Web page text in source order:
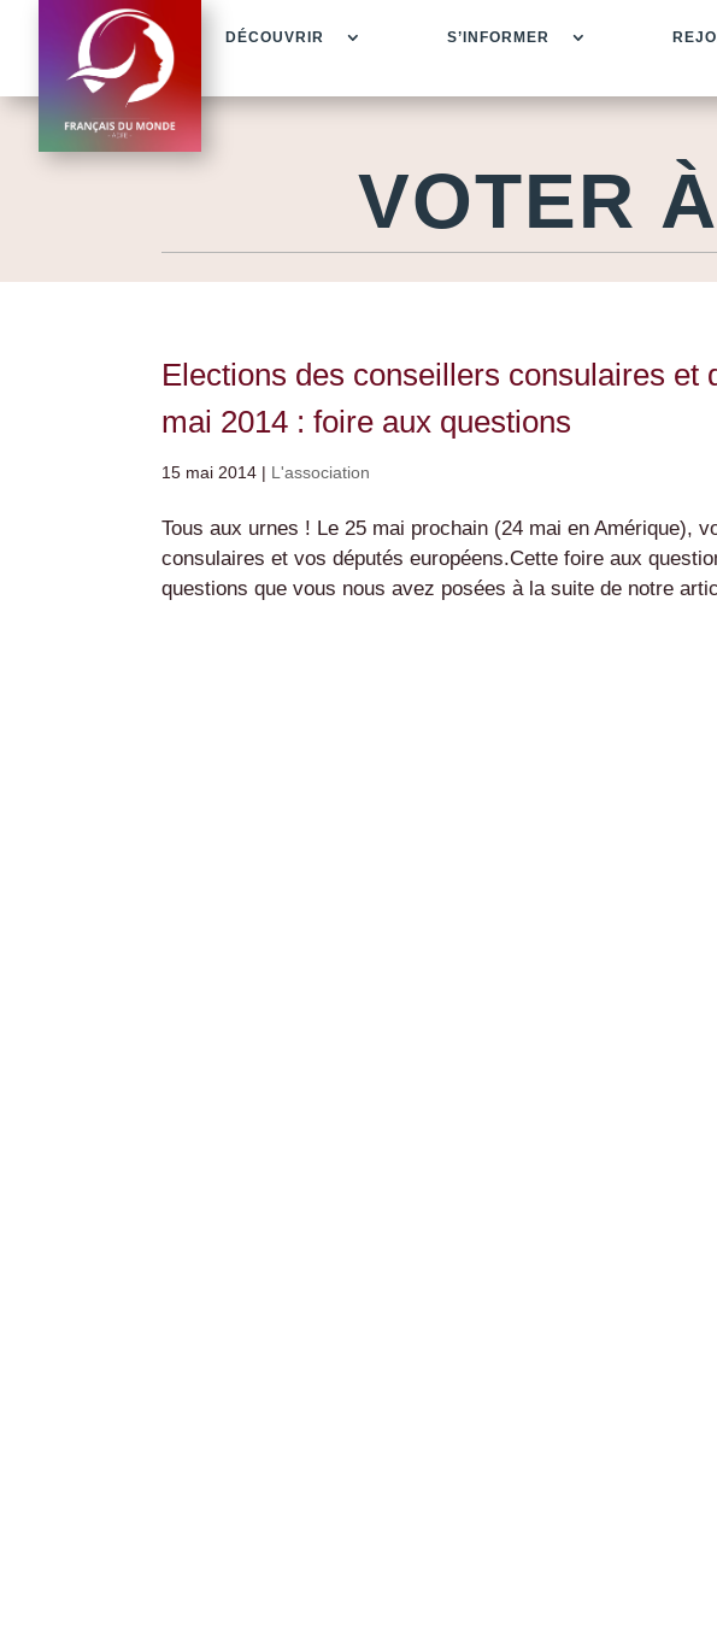
DÉCOUVRIR S’INFORMER
VOTER
Elections des conseillers consulaires et
mai 2014 : foire aux questions
15 mai 2014 | L'association
Tous aux urnes ! Le 25 mai prochain (24 mai en Amérique),
consulaires et vos députés européens.Cette foire aux
questions que vous nous avez posées à la suite de notre